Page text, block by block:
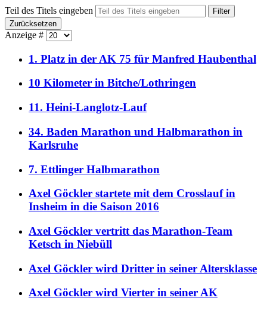
Teil des Titels eingeben
Filter
Zurücksetzen
Anzeige #
1. Platz in der AK 75 für Manfred Haubenthal
10 Kilometer in Bitche/Lothringen
11. Heini-Langlotz-Lauf
34. Baden Marathon und Halbmarathon in
Karlsruhe
7. Ettlinger Halbmarathon
Axel Göckler startete mit dem Crosslauf in
Insheim in die Saison 2016
Axel Göckler vertritt das Marathon-Team
Ketsch in Niebüll
Axel Göckler wird Dritter in seiner Altersklasse
Axel Göckler wird Vierter in seiner AK